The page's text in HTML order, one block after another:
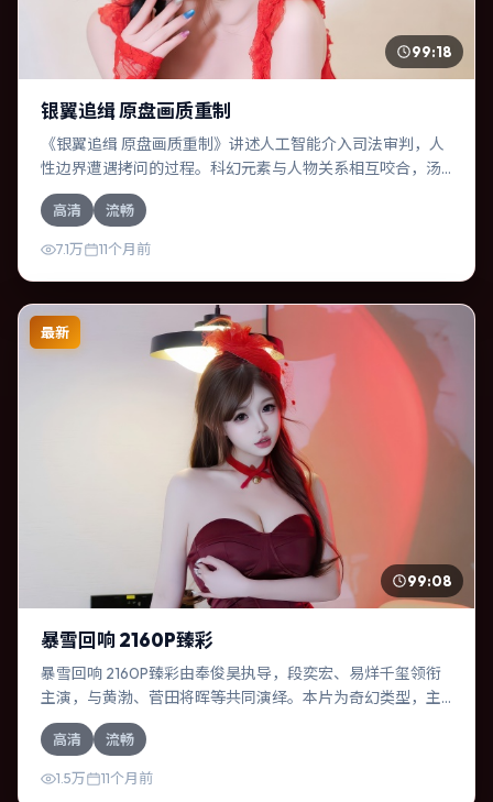
99:18
银翼追缉 原盘画质重制
《银翼追缉 原盘画质重制》讲述人工智能介入司法审判，人
性边界遭遇拷问的过程。科幻元素与人物关系相互咬合，汤
姆·汉克斯、秦昊的对手戏尤为出彩。导演娄烨善于在长镜头
中积蓄张力，本片亦在韩国实地取景，增强真实质感。
高清 流畅
7.1万 11个月前
最新
99:08
暴雪回响 2160P臻彩
暴雪回响 2160P臻彩由奉俊昊执导，段奕宏、易烊千玺领衔
主演，与黄渤、菅田将晖等共同演绎。本片为奇幻类型，主
要班底与取景来自美国。失散多年的兄妹在边境小镇意外重
逢。影片整体气质温暖，节奏紧凑，人物动机清晰，适合喜
欢强情节与细腻表演的观众。
高清 流畅
1.5万 11个月前